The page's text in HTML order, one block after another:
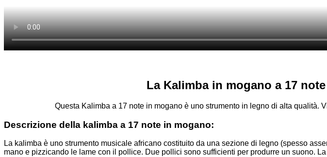
La Kalimba in mogano a 17
Questa Kalimba a 17 note in mogano è uno strumento in legno di alta qualità.
Descrizione della kalimba a 17 note in mogano:
La kalimba è uno strumento musicale africano costituito da una sezione di legno (spesso
mano e pizzicando le lame con il pollice. Due pollici sono sufficienti per produrre un suono.